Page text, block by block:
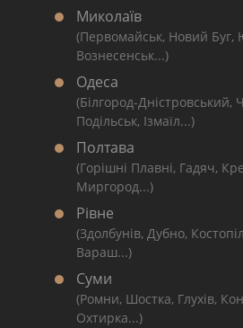
Миколаїв
(Первомайськ, Новий Буг,
Вознесенськ...)
Одеса
(Білгород-Дністровський,
Подільськ, Ізмаїл...)
Полтава
(Горішні Плавні, Гадяч,
Миргород...)
Рівне
(Здолбунів, Дубно,
Вараш...)
Суми
(Ромни, Шостка, Глухів,
Охтирка...)